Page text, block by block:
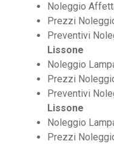
Noleggio
Prezzi
Preventivi
Lissone
Noleggio
Prezzi
Preventivi
Lissone
Noleggio
Prezzi